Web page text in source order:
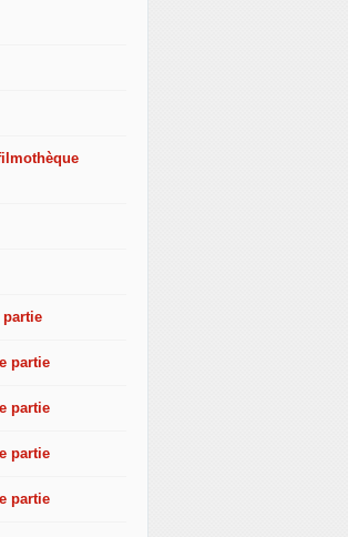
partie
partie
partie
partie
partie